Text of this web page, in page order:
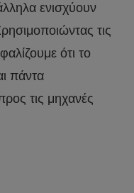
ενισχύουν
τις
ότι το
πάντα
τις μηχανές